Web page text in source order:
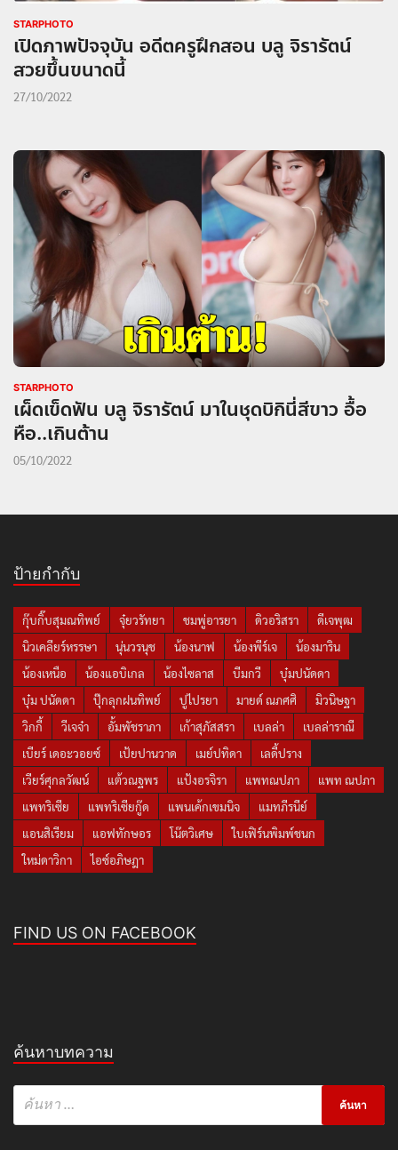
STARPHOTO
เปิดภาพปัจจุบัน อดีตครูฝึกสอน บลู จิรารัตน์
สวยขึ้นขนาดนี้
27/10/2022
STARPHOTO
เผ็ดเข็ดฟัน บลู จิรารัตน์ มาในชุดบิกินี่สีขาว อื้อ
หือ..เกินต้าน
05/10/2022
ป้ายกำกับ
กุ๊บกิ๊บสุมณทิพย์ จุ๋ยวรัทยา ชมพู่อารยา ดิวอริสรา
ดีเจพุฒ
นิวเคลียร์หรรษา
นุ่นวรนุช น้องนาฟ น้องพีร์เจ
น้องมาริน
น้องเหนือ
น้องแอบิเกล น้องไซลาส บีมกวี
บุ๋มปนัดดา
บุ๋ม ปนัดดา
ปุ๊กลุกฝนทิพย์ ปูไปรยา มายด์ ณภศศิ
มิวนิษฐา
วิกกี้
วีเจจ๋า อั้มพัชราภา เก้าสุภัสสรา เบลล่า
เบลล่าราณี
เบียร์ เดอะวอยซ์
เป้ยปานวาด เมย์ปทิดา
เลดี้ปราง
เวียร์ศุกลวัฒน์
แต้วณฐพร แป้งอรจิรา แพทณปภา
แพท ณปภา
แพทริเซีย
แพทริเซียกู๊ด แพนเค้กเขมนิจ
แมทภีรนีย์
แอนสิเรียม
แอฟทักษอร โน๊ตวิเศษ
ใบเฟิร์นพิมพ์ชนก
ใหม่ดาวิกา
ไอซ์อภิษฎา
FIND US ON FACEBOOK
ค้นหาบทความ